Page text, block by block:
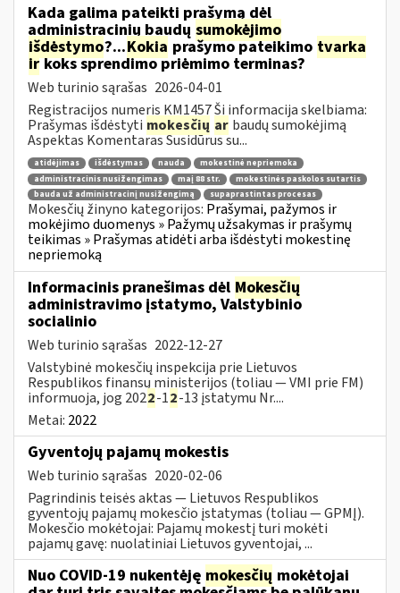
Kada galima pateikti prašymą dėl
administracinių baudų sumokėjimo
išdėstymo?...Kokia prašymo pateikimo tvarka
irkoks sprendimo priėmimo terminas?
Web turinio sąrašas 2026-04-01
Registracijos numeris KM1457 Ši informacija skelbiama:
Prašymas išdėstyti mokesčių ar baudų sumokėjimą
Aspektas Komentaras Susidūrus su...
atidėjimas išdėstymas nauda
mokestinė nepriemoka
administracinis nusižengimas
maį 88 str.
mokestinės paskolos sutartis
bauda už administracinį nusižengimą
supaprastintas procesas
Mokesčių žinyno kategorijos: Prašymai, pažymos ir
mokėjimo duomenys » Pažymų užsakymas ir prašymų
teikimas » Prašymas atidėti arba išdėstyti mokestinę
nepriemoką
Informacinis pranešimas dėl Mokesčių
administravimo įstatymo, Valstybinio
socialinio
Web turinio sąrašas 2022-12-27
Valstybinė mokesčių inspekcija prie Lietuvos
Respublikos finansų ministerijos (toliau — VMI prie FM)
informuoja, jog 2022-12-13 įstatymu Nr....
Metai: 2022
Gyventojų pajamų mokestis
Web turinio sąrašas 2020-02-06
Pagrindinis teisės aktas — Lietuvos Respublikos
gyventojų pajamų mokesčio įstatymas (toliau — GPMĮ).
Mokesčio mokėtojai: Pajamų mokestį turi mokėti
pajamų gavę: nuolatiniai Lietuvos gyventojai, ...
Nuo COVID-19 nukentėję mokesčių mokėtojai